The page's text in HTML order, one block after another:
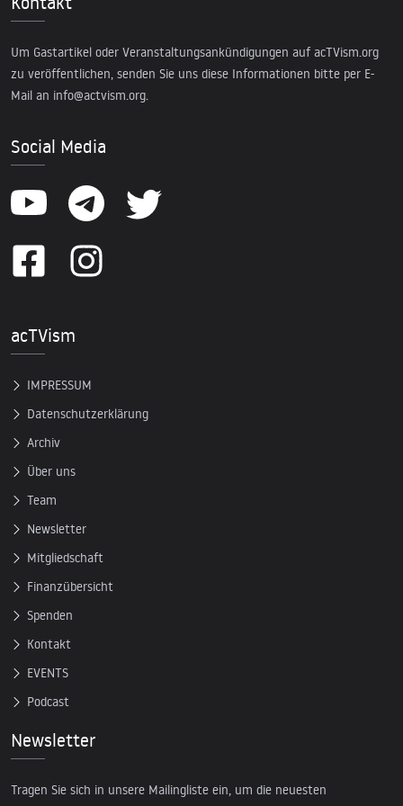
Um Gastartikel oder Veranstaltungsankündigungen auf acTVism.org
zu veröffentlichen, senden Sie uns diese Informationen bitte per E-
Mail an info@actvism.org.
Social Media
acTVism
IMPRESSUM
Datenschutzerklärung
Archiv
Über uns
Team
Newsletter
Mitgliedschaft
Finanzübersicht
Spenden
Kontakt
EVENTS
Podcast
Newsletter
Tragen Sie sich in unsere Mailingliste ein, um die neuesten